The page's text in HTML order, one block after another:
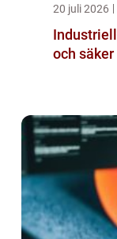
20 juli 2026
och